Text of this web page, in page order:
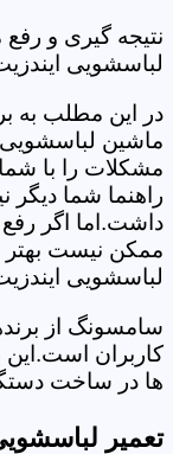
نتیجه گیری و
لباسشویی
در این مطلب به
ماشین
مشکلات را با
راهنما شما دیگر
داشت.اما اگر
ممکن نیست بهتر
لباسشویی
سامسونگ از
کاربران است.این
ها در ساخت
تعمیر